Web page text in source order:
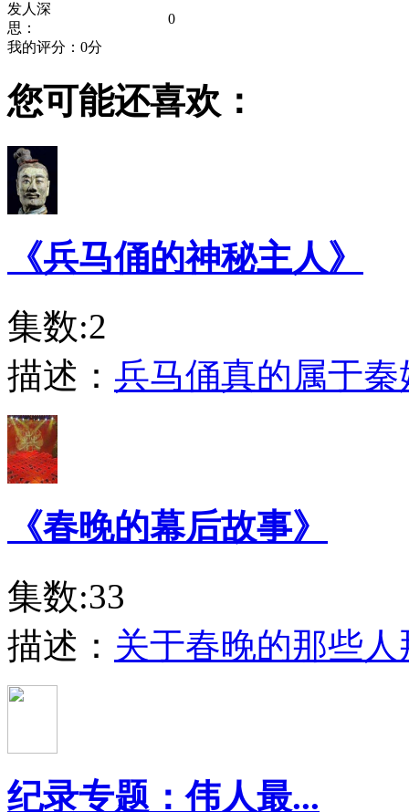
发人深
思：
0
我的评分： 0分
您可能还喜欢：
《兵马俑的神秘主人》
集数:2
描述： 兵马俑真的属于秦
《春晚的幕后故事》
集数:33
描述： 关于春晚的那些
纪录专题：伟人最...